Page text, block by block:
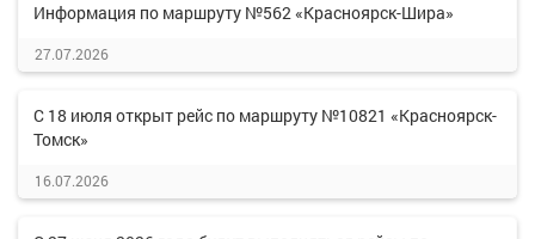
Информация по маршруту №562 «Красноярск-Шира»
27.07.2026
С 18 июля открыт рейс по маршруту №10821 «Красноярск-
Томск»
16.07.2026